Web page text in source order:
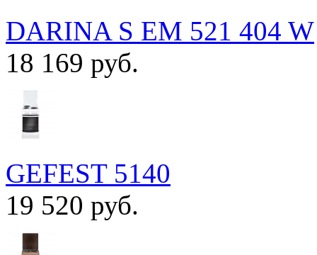
DARINA S EM 521 404 W
18 169 руб.
GEFEST 5140
19 520 руб.